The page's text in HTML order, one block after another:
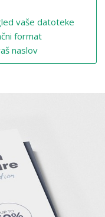
vaše datoteke
format
naslov